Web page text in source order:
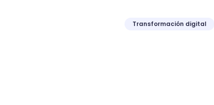
Transformación digital
¿Alguna vez pensaste